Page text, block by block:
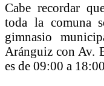
Cabe recordar
toda la comuna
gimnasio
Aránguiz con Av.
es de 09:00 a